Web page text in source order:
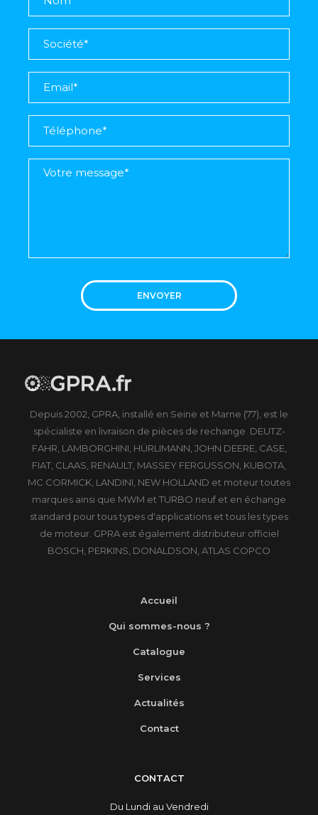
ENVOYER
Depuis 2002, GPRA, installé en Seine et Marne (77), est le
spécialiste en livraison de pièces de rechange DEUTZ-
FAHR, LAMBORGHINI, HÜRLIMANN, JOHN DEERE, CASE,
FIAT, CLAAS, RENAULT, MASSEY FERGUSSON, KUBOTA,
MC CORMICK, LANDINI, NEW HOLLAND et moteur toutes
marques ainsi que MWM et TURBO neuf et en échange
standard pour tous types d'applications et tous les types
de moteur. GPRA est également distributeur officiel
BOSCH, PERKINS, DONALDSON, ATLAS COPCO
Accueil
Qui sommes-nous ?
Catalogue
Services
Actualités
Contact
CONTACT
Du Lundi au Vendredi